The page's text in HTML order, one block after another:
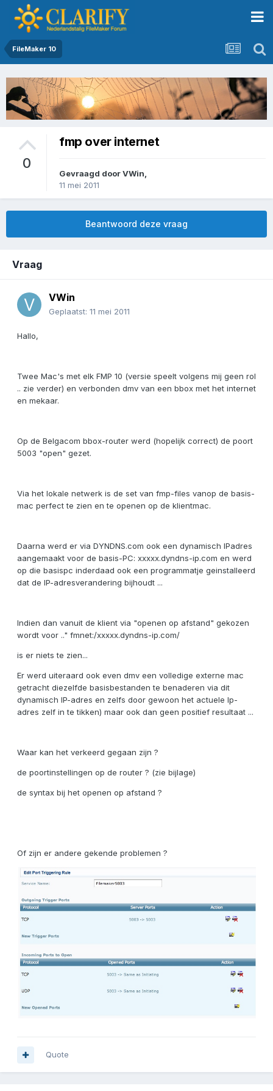
FileMaker 10
0
fmp over internet
Gevraagd doorVWin
11 mei 2011
Beantwoord deze vraag
Vraag
VWin
Geplaatst: 11 mei 2011
Hallo,
Twee Mac's met elk FMP 10 (versie speelt volgens mij geen rol
.. zie verder) en verbonden dmv van een bbox met het internet
en mekaar.
Op de Belgacom bbox-router werd (hopelijk correct) de poort
5003 "open" gezet.
Via het lokale netwerk is de set van fmp-files vanop de basis-
mac perfect te zien en te openen op de klientmac.
Daarna werd er via DYNDNS.com ook een dynamisch IPadres
aangemaakt voor de basis-PC: xxxxx.dyndns-ip.com en werd
op die basispc inderdaad ook een programmatje geinstalleerd
dat de IP-adresverandering bijhoudt ...
Indien dan vanuit de klient via "openen op afstand" gekozen
wordt voor .." fmnet:/xxxxx.dyndns-ip.com/
is er niets te zien...
Er werd uiteraard ook even dmv een volledige externe mac
getracht diezelfde basisbestanden te benaderen via dit
dynamisch IP-adres en zelfs door gewoon het actuele Ip-
adres zelf in te tikken) maar ook dan geen positief resultaat ...
Waar kan het verkeerd gegaan zijn ?
de poortinstellingen op de router ? (zie bijlage)
de syntax bij het openen op afstand ?
Of zijn er andere gekende problemen ?
Quote